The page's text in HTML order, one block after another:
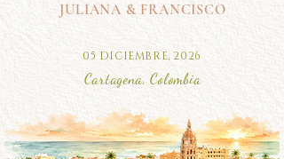
JULIANA & FRANCISCO
05 DICIEMBRE, 2026
Cartagena, Colombia